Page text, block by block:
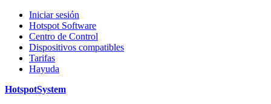
Iniciar sesión
Hotspot Software
Centro de Control
Dispositivos compatibles
Tarifas
Hayuda
HotspotSystem